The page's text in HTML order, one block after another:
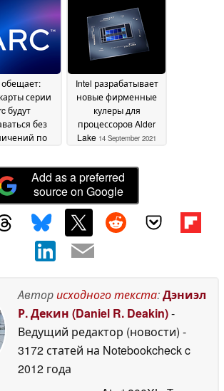
October 2021
обещает:
серии
будут
без
по
2021
Intel разрабатывает
новые фирменные
кулеры для
процессоров Alder
Lake 14 September 2021
Add as a preferred
source on Google
Авторисходного текста:Дэниэл
Р. Декин (Daniel R. Deakin)-
Ведущий редактор (новости) -
3172 статей на Notebookcheckc
2012 года